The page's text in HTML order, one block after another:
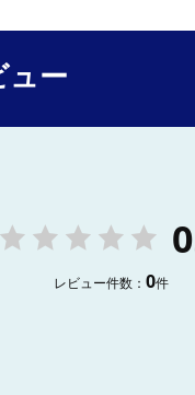
ュー
レビュー件数： 0件